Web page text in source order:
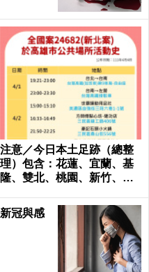
注意／今日本土足跡（總整
理）包含：花蓮、宜蘭、基
隆、雙北、桃園、新竹、台
冠與感